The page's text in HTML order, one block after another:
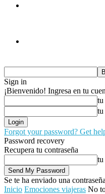
Sign in
¡Bienvenido! Ingresa en tu
tu
tu
Forgot your password? Get
Password recovery
Recupera tu contraseña
tu
Se te ha enviado una
Inicio Emociones viajeras No